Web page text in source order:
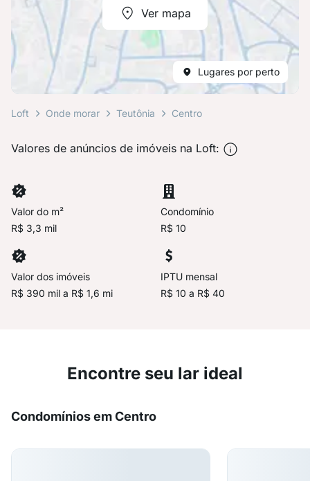
Ver mapa
Lugares por perto
Loft Onde morar Teutônia Centro
Valores de anúncios de imóveis na Loft:
Valor do m²
R$ 3,3 mil
Condomínio
R$ 10
Valor dos imóveis
R$ 390 mil a R$ 1,6 mi
IPTU mensal
R$ 10 a R$ 40
Encontre seu lar ideal
Condomínios em Centro